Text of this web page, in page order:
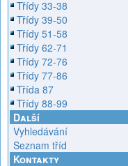
Třídy 33-38
Třídy 39-50
Třídy 51-58
Třídy 62-71
Třídy 72-76
Třídy 77-86
Třída 87
Třídy 88-99
Další
Vyhledávání
Seznam tříd
Kontakty